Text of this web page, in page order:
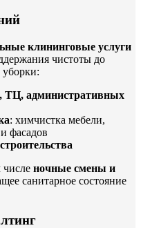
клининговые услуги
чистоты до
уборки:
ТЦ, административных
: химчистка мебели,
фасадов
числе ночные смены и
санитарное состояние